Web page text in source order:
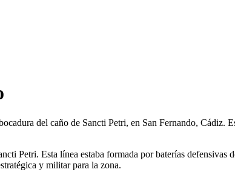
del caño de Sancti Petri, en San Fernando, Cádiz.
Petri. Esta línea estaba formada por baterías
y militar para la zona.